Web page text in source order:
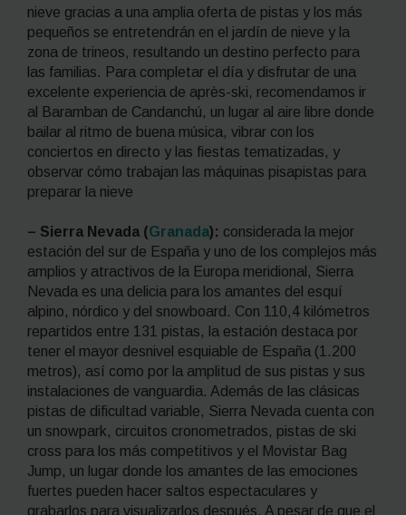
nieve gracias a una amplia oferta de pistas y los más
pequeños se entretendrán en el jardín de nieve y la
zona de trineos, resultando un destino perfecto para
las familias. Para completar el día y disfrutar de una
excelente experiencia de après-ski, recomendamos ir
al Baramban de Candanchú, un lugar al aire libre donde
bailar al ritmo de buena música, vibrar con los
conciertos en directo y las fiestas tematizadas, y
observar cómo trabajan las máquinas pisapistas para
preparar la nieve
– Sierra Nevada (Granada): considerada la mejor
estación del sur de España y uno de los complejos más
amplios y atractivos de la Europa meridional, Sierra
Nevada es una delicia para los amantes del esquí
alpino, nórdico y del snowboard . Con 110,4 kilómetros
repartidos entre 131 pistas, la estación destaca por
tener el mayor desnivel esquiable de España (1.200
metros), así como por la amplitud de sus pistas y sus
instalaciones de vanguardia. Además de las clásicas
pistas de dificultad variable, Sierra Nevada cuenta con
un snowpark, circuitos cronometrados, pistas de ski
cross para los más competitivos y el Movistar Bag
Jump, un lugar donde los amantes de las emociones
fuertes pueden hacer saltos espectaculares y
grabarlos para visualizarlos después. A pesar de que el